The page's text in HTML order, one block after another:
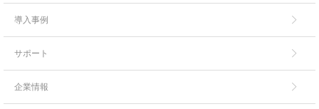
導入事例
サポート
企業情報